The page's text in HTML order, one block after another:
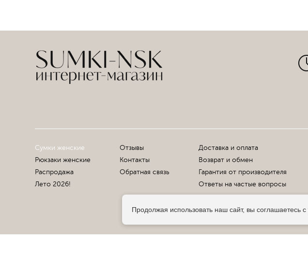
Сумки женские
Рюкзаки женские
Распродажа
Лето 2026!
Отзывы
Контакты
Обратная связь
Доставка и оплата
Возврат и обмен
Гарантия от производителя
Ответы на частые вопросы
Продолжая использовать наш сайт, вы соглашаетесь